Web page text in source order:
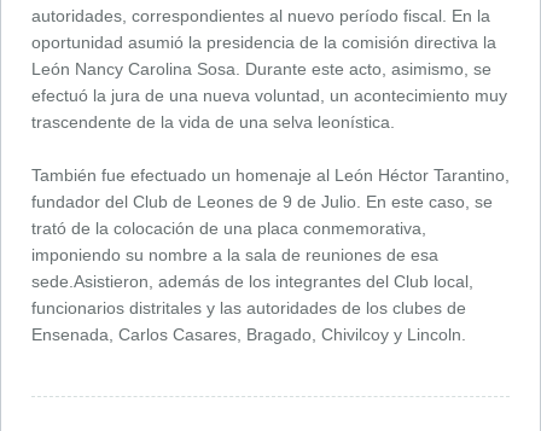
autoridades, correspondientes al nuevo período fiscal. En la
oportunidad asumió la presidencia de la comisión directiva la
León Nancy Carolina Sosa. Durante este acto, asimismo, se
efectuó la jura de una nueva voluntad, un acontecimiento muy
trascendente de la vida de una selva leonística.
También fue efectuado un homenaje al León Héctor Tarantino,
fundador del Club de Leones de 9 de Julio. En este caso, se
trató de la colocación de una placa conmemorativa,
imponiendo su nombre a la sala de reuniones de esa
sede.Asistieron, además de los integrantes del Club local,
funcionarios distritales y las autoridades de los clubes de
Ensenada, Carlos Casares, Bragado, Chivilcoy y Lincoln.